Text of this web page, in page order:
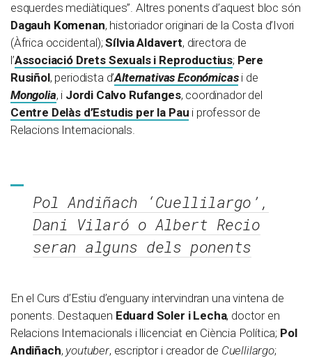
esquerdes mediàtiques”. Altres ponents d’aquest bloc són
Dagauh Komenan, historiador originari de la Costa d’Ivori
(Àfrica occidental);Sílvia Aldavert, directora de
l’Associació Drets Sexuals i Reproductius; Pere
Rusiñol, periodista d’Alternativas Económicasi de
Mongolia, i Jordi Calvo Rufanges, coordinador del
Centre Delàs d’Estudis per la Pau i professor de
Relacions Internacionals.
Pol Andiñach ‘Cuellilargo’,
Dani Vilaró o Albert Recio
seran alguns dels ponents
En el Curs d’Estiu d’enguany intervindran una vintena de
ponents. Destaquen Eduard Soler i Lecha, doctor en
Relacions Internacionals i llicenciat en Ciència Política; Pol
Andiñach, youtuber, escriptor i creador de Cuellilargo;